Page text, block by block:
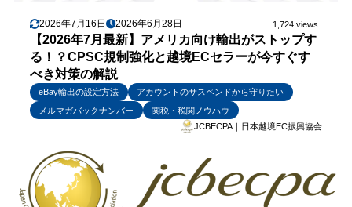
2026年7月16日 2026年6月28日 1,724 views
【2026年7月最新】アメリカ向け輸出がストップす
る！？CPSC規制強化と越境ECセラーが今すぐす
べき対策の解説
eBay輸出の設定方法
アカウントのサスペンドから守りたい
メルマガバックナンバー
関税・税関ノウハウ
JCBECPA｜日本越境EC振興協会